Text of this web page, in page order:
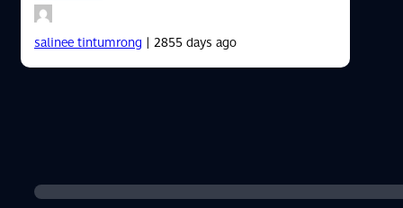
salinee tintumrong | 2855 days ago